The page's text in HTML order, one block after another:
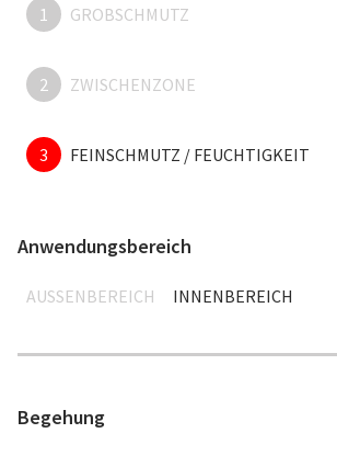
1 GROBSCHMUTZ
2 ZWISCHENZONE
3 FEINSCHMUTZ / FEUCHTIGKEIT
Anwendungsbereich
AUSSENBEREICH INNENBEREICH
Begehung